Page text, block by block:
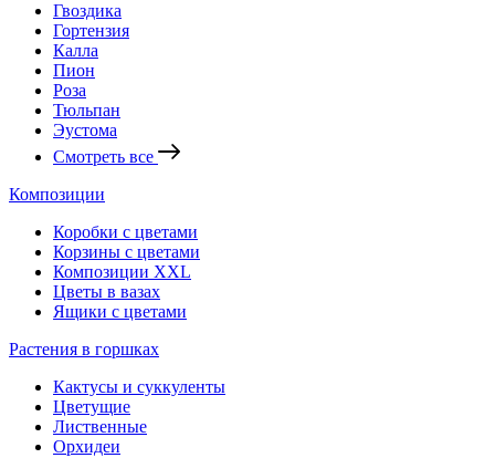
Гвоздика
Гортензия
Калла
Пион
Роза
Тюльпан
Эустома
Смотреть все
Композиции
Коробки с цветами
Корзины с цветами
Композиции XXL
Цветы в вазах
Ящики с цветами
Растения в горшках
Кактусы и суккуленты
Цветущие
Лиственные
Орхидеи